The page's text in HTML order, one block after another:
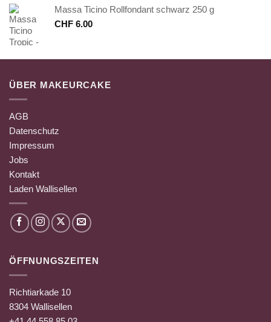
Massa Ticino Rollfondant schwarz 250 g
CHF 6.00
ÜBER MAKEURCAKE
AGB
Datenschutz
Impressum
Jobs
Kontakt
Laden Wallisellen
ÖFFNUNGSZEITEN
Richtiarkade 10
8304 Wallisellen